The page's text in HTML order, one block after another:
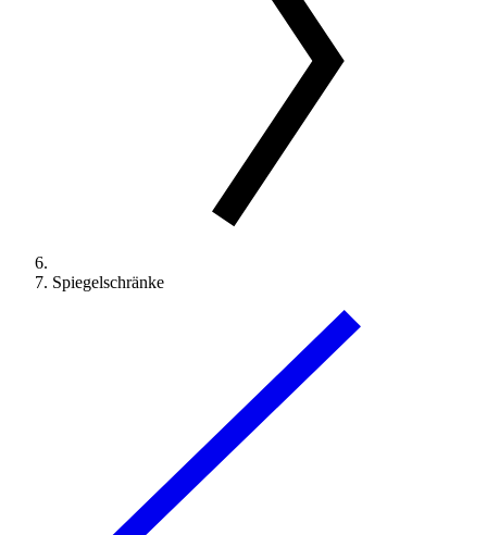
Spiegelschränke